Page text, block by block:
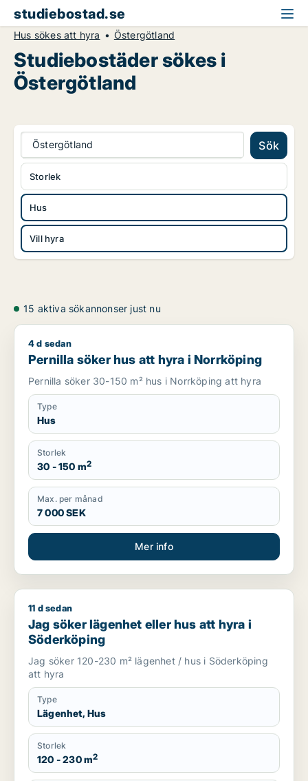
studiebostad.se
Hus sökes att hyra Östergötland
Studiebostäder sökes i
Östergötland
Östergötland Sök
Hus
Vill hyra
Storlek
15 aktiva sökannonser just nu
Pernilla söker hus att hyra i Norrköping
4 d sedan
Pernilla söker hus att hyra i Norrköping
Pernilla söker 30-150 m² hus i Norrköping att hyra
Type
Hus
Storlek
30 - 150 m2
Max. per månad
7 000 SEK
Mer info
Jag söker lägenhet eller hus att hyra i Söderköping
11 d sedan
Jag söker lägenhet eller hus att hyra i
Söderköping
Jag söker 120-230 m² lägenhet / hus i Söderköping
att hyra
Type
Lägenhet, Hus
Storlek
120 - 230 m2